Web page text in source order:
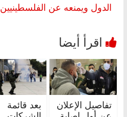
الدول ويمنعه عن الفلسطينيين
تفاصيل الإعلان
بعد قائمة